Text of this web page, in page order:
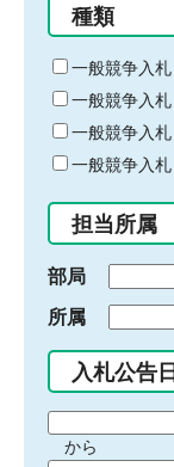
る
キ
ー
ワ
ー
ド
入
力
種類
一般競争入札
一般競争入札
一般競争入札
一般競争入札
担当所属
部局
所属
入札公告日
間から